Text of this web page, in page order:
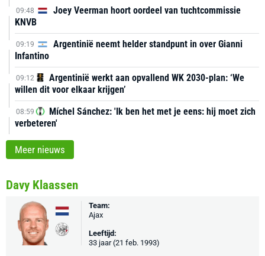
09:48
Joey Veerman hoort oordeel van tuchtcommissie
KNVB
09:19
Argentinië neemt helder standpunt in over Gianni
Infantino
09:12
Argentinië werkt aan opvallend WK 2030-plan: ‘We
willen dit voor elkaar krijgen’
08:59
Míchel Sánchez: 'Ik ben het met je eens: hij moet zich
verbeteren'
Meer nieuws
Davy Klaassen
Team:
Ajax
Leeftijd:
33 jaar (21 feb. 1993)